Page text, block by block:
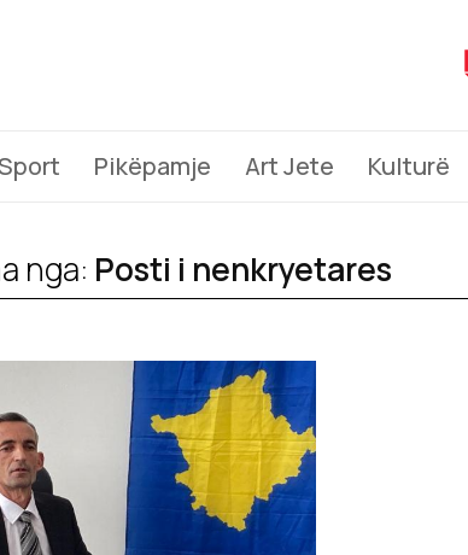
Pikëpamje Art Jete Kulturë
nga: Posti i nenkryetares